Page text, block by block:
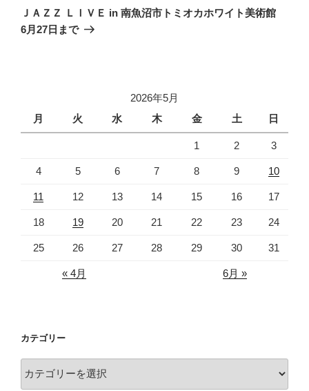
ゲ
ー
の
投
ＪＡＺＺ ＬＩＶＥ in 南魚沼市トミオカホワイト美術館
6月27日まで
2026年5月
月
火 水 木 金 土 日
1 2 3
4 5 6 7 8 9 10
11 12 13 14 15 16 17
18 19 20 21 22 23 24
25 26 27 28 29 30 31
« 4月 6月 »
カテゴリー
テ